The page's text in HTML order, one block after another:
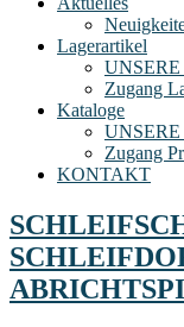
Lagerartikel
Zugang
Kataloge
Zugang
KONTAKT